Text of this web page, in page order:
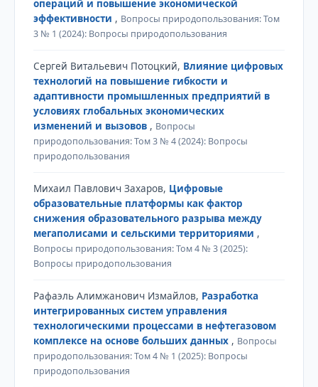
операций и повышение экономической
эффективности , Вопросы природопользования: Том
3 № 1 (2024): Вопросы природопользования
Сергей Витальевич Потоцкий, Влияние цифровых
технологий на повышение гибкости и
адаптивности промышленных предприятий в
условиях глобальных экономических
изменений и вызовов , Вопросы
природопользования: Том 3 № 4 (2024): Вопросы
природопользования
Михаил Павлович Захаров, Цифровые
образовательные платформы как фактор
снижения образовательного разрыва между
мегаполисами и сельскими территориями ,
Вопросы природопользования: Том 4 № 3 (2025):
Вопросы природопользования
Рафаэль Алимжанович Измайлов, Разработка
интегрированных систем управления
технологическими процессами в нефтегазовом
комплексе на основе больших данных , Вопросы
природопользования: Том 4 № 1 (2025): Вопросы
природопользования